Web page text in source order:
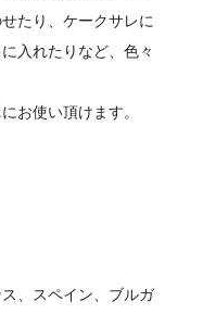
たり、ケークサレに
入れたりなど、色々
お使い頂けます。
、スペイン、ブルガ